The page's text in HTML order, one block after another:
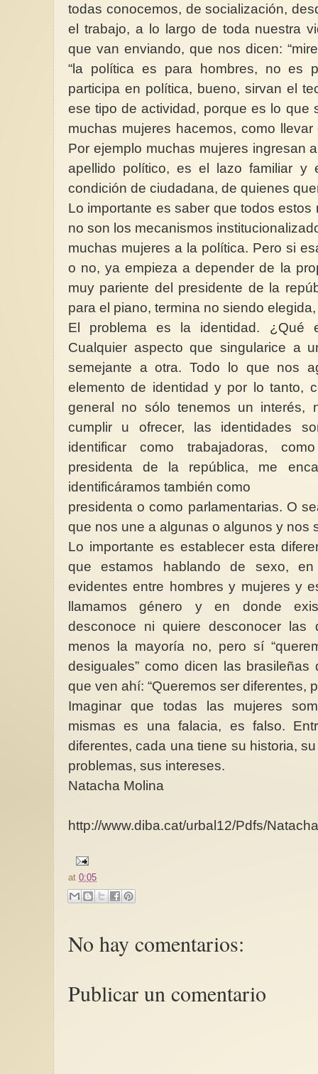
todas conocemos, de socialización,
el trabajo, a lo largo de toda nuestra
que van enviando, que nos dicen:
“la política es para hombres, no es
participa en política, bueno, sirvan el
ese tipo de actividad, porque es lo que
muchas mujeres hacemos, como
Por ejemplo muchas mujeres ingresan
apellido político, es el lazo familiar y
condición de ciudadana, de quienes
Lo importante es saber que todos
no son los mecanismos
muchas mujeres a la política. Pero si
o no, ya empieza a depender de la
muy pariente del presidente de la
para el piano, termina no siendo
El problema es la identidad. ¿Qué
Cualquier aspecto que singularice a
semejante a otra. Todo lo que nos
elemento de identidad y por lo tanto,
general no sólo tenemos un interés,
cumplir u ofrecer, las identidades
identificar como trabajadoras,
presidenta de la república, me
identificáramos también como
presidenta o como parlamentarias. O
que nos une a algunas o algunos y nos
Lo importante es establecer esta
que estamos hablando de sexo,
evidentes entre hombres y mujeres y
llamamos género y en donde
desconoce ni quiere desconocer las
menos la mayoría no, pero sí
desiguales” como dicen las
que ven ahí: “Queremos ser diferentes,
Imaginar que todas las mujeres
mismas es una falacia, es falso.
diferentes, cada una tiene su historia,
problemas, sus intereses.
Natacha Molina
http://www.diba.cat/urbal12/Pdfs/
at 0:05
No hay comentarios:
Publicar un comentario